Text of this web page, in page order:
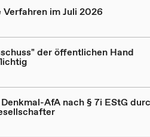
Verfahren im Juli 2026
der öffentlichen Hand
AfA nach § 7i EStG